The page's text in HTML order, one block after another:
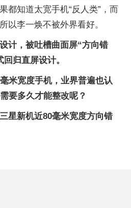
都知道太宽手机“反人类”，而
以李一焕不被外界看好。
计，被吐槽曲面屏“方向错
归直屏设计。
米宽度手机，业界普遍也认
要多久才能整改呢？
星新机近80毫米宽度方向错